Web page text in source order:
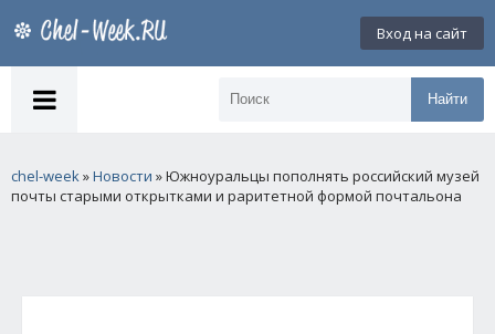
Вход на сайт
Найти
chel-week»Новости » Южноуральцы пополнять российский музей
почты старыми открытками и раритетной формой почтальона